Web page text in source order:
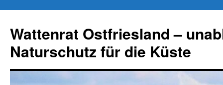
springen
Wattenrat Ostfriesland –
Naturschutz für die Küste